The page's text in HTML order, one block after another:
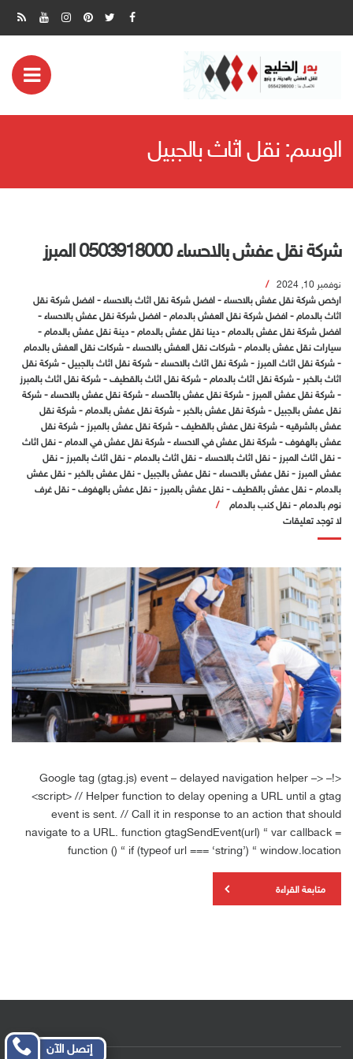
الوسم:نقل اثاث بالجبيل
شركة نقل عفش بالاحساء 0503918000 المبرز
نوفمبر 10, 2024
ارخص شركة نقل عفش بالاحساء - افضل شركة نقل اثاث بالاحساء - افضل شركة نقل
اثاث بالدمام - افضل شركة نقل العفش بالدمام - افضل شركة نقل عفش بالاحساء -
افضل شركة نقل عفش بالدمام -دينا نقل عفش بالدمام -دينة نقل عفش بالدمام -
سيارات نقل عفش بالدمام - شركات نقل العفش بالاحساء - شركات نقل العفش بالدمام
- شركة نقل اثاث المبرز - شركة نقل اثاث بالاحساء - شركة نقل اثاث بالجبيل - شركة نقل
اثاث بالخبر - شركة نقل اثاث بالدمام - شركة نقل اثاث بالقطيف - شركة نقل اثاث بالمبرز
- شركة نقل عفش المبرز - شركة نقل عفش بالأحساء - شركة نقل عفش بالاحساء - شركة
نقل عفش بالجبيل - شركة نقل عفش بالخبر - شركة نقل عفش بالدمام - شركة نقل
عفش بالشرقيه - شركة نقل عفش بالقطيف - شركة نقل عفش بالمبرز - شركة نقل
عفش بالهفوف - شركة نقل عفش في الاحساء - شركة نقل عفش في الدمام - نقل اثاث
- نقل اثاث المبرز - نقل اثاث بالاحساء - نقل اثاث بالدمام - نقل اثاث بالمبرز - نقل
عفش المبرز - نقل عفش بالاحساء - نقل عفش بالجبيل - نقل عفش بالخبر - نقل عفش
بالدمام - نقل عفش بالقطيف - نقل عفش بالمبرز - نقل عفش بالهفوف - نقل غرف
نوم بالدمام - نقل كنب بالدمام
لا توجد تعليقات
<!– Google tag (gtag.js) event – delayed navigation helper –>
<script> // Helper function to delay opening a URL until a gtag
event is sent. // Call it in response to an action that should
navigate to a URL. function gtagSendEvent(url) { var callback =
function () { if (typeof url === ‘string’) { window.location
متابعة القراءة
إتصل الآن